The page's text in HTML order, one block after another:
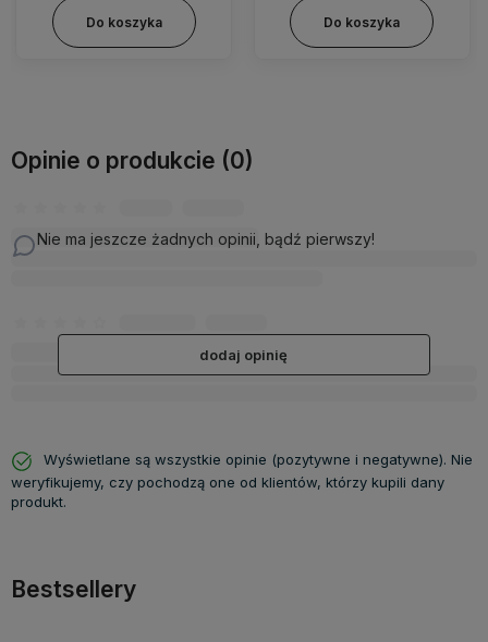
Do koszyka Do koszyka
Opinie o produkcie (0)
Nie ma jeszcze żadnych opinii, bądź pierwszy!
dodaj opinię
Wyświetlane są wszystkie opinie (pozytywne i negatywne). Nie
weryfikujemy, czy pochodzą one od klientów, którzy kupili dany
produkt.
Bestsellery